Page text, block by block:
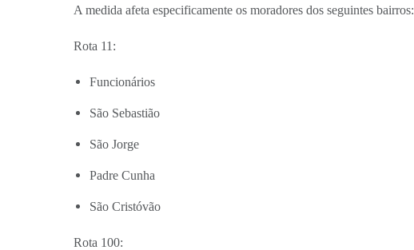
A medida afeta especificamente os moradores dos seguintes bairros:
Rota 11:
Funcionários
São Sebastião
São Jorge
Padre Cunha
São Cristóvão
Rota 100: